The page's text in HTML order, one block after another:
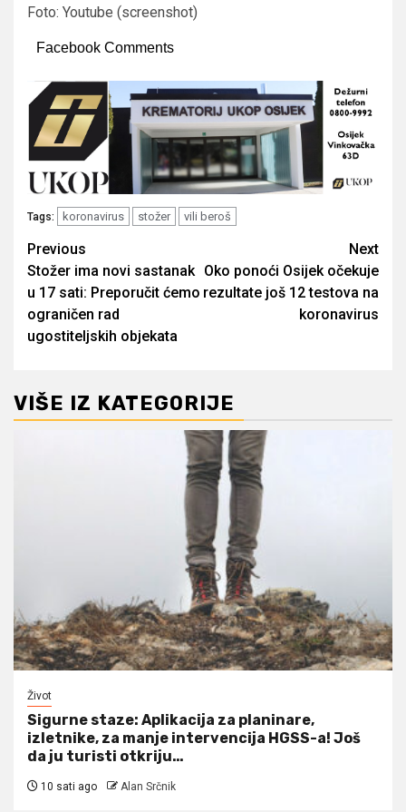
Foto: Youtube (screenshot)
Facebook Comments
Tags: koronavirus stožer vili beroš
Post
navigation
Previous
Stožer ima novi sastanak
u 17 sati: Preporučit ćemo
ograničen rad
ugostiteljskih objekata
Next
Oko ponoći Osijek očekuje
rezultate još 12 testova na
koronavirus
VIŠE IZ KATEGORIJE
Život
Sigurne staze: Aplikacija za planinare,
izletnike, za manje intervencija HGSS-a! Još
da ju turisti otkriju…
10 sati ago Alan Srčnik